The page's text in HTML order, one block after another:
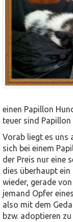
einen Papillon
teuer sind Papillon
Vorab liegt es uns
sich bei einem
der Preis nur eine
dies überhaupt
wieder, gerade
jemand Opfer
also mit dem
bzw. adoptieren